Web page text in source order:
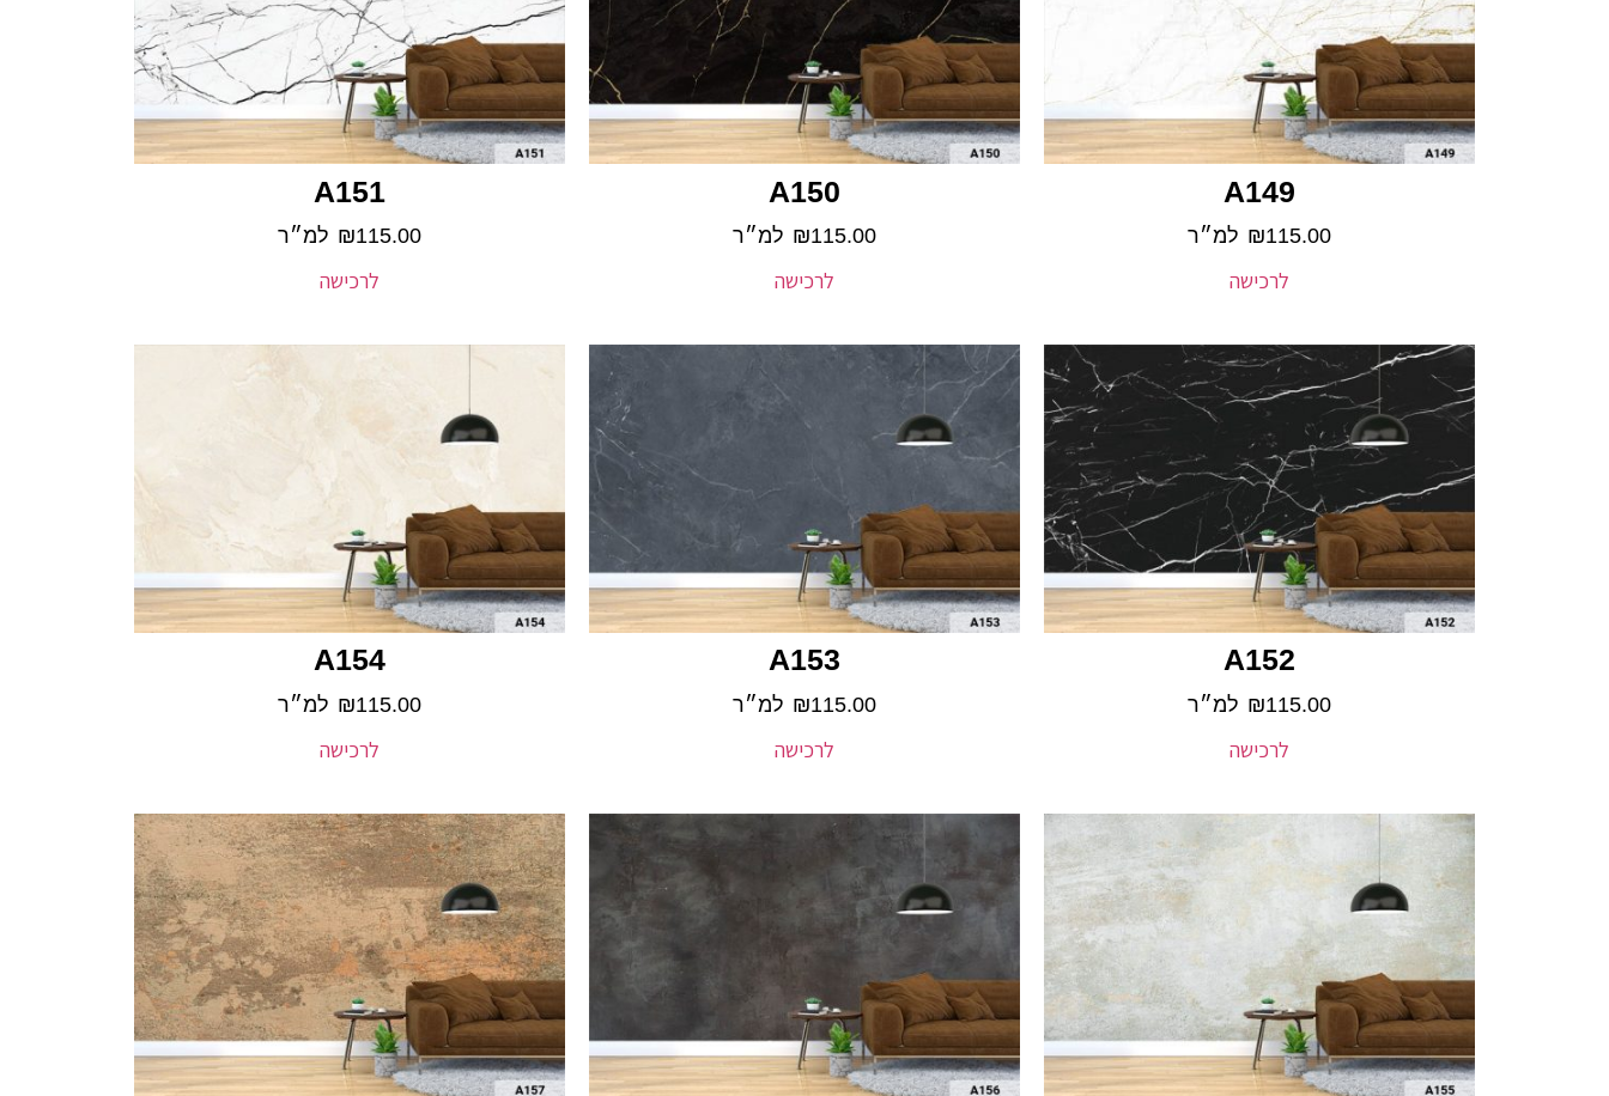
A149
₪115.00 למ״ר
לרכישה
A150
₪115.00 למ״ר
לרכישה
A151
₪115.00 למ״ר
לרכישה
A152
₪115.00 למ״ר
לרכישה
A153
₪115.00 למ״ר
לרכישה
A154
₪115.00 למ״ר
לרכישה